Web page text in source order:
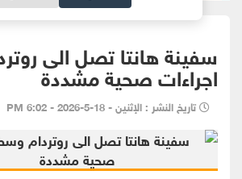
سفينة هانتا تصل الى
اجراءات صحية مشددة
تاريخ النشر : الإثنين - 18-5-2026 - 6:02 PM